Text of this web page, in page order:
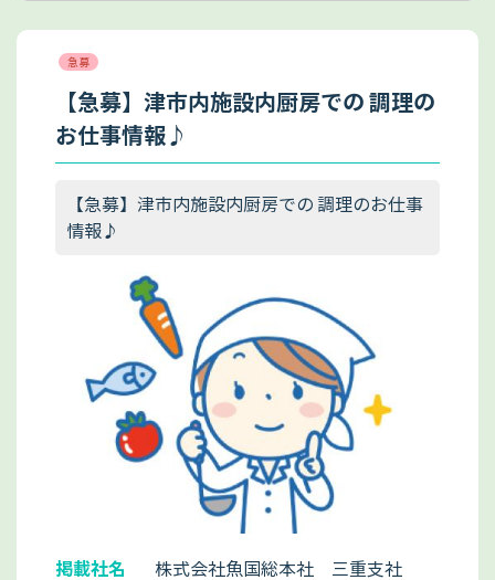
【急募】津市内施設内厨房での 調理の
お仕事情報♪
急募
【急募】津市内施設内厨房での 調理のお仕事
情報♪
掲載社名 株式会社魚国総本社 三重支社